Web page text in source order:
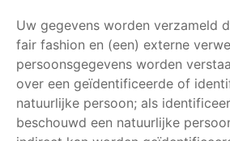
Uw gegevens worden verzameld
fair fashion en (een) externe
persoonsgegevens worden
over een geïdentificeerde of
natuurlijke persoon; als
beschouwd een natuurlijke